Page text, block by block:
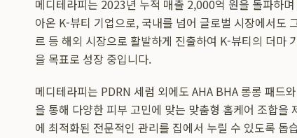
메디테라피는 2023년 누적 매출 2,000억 원을 돌파하
아온 K-뷰티 기업으로, 국내를 넘어 글로벌 시장에서도
르 등 해외 시장으로 활발하게 진출하여 K-뷰티의 더마
을 목표로 성장 중입니다.
메디테라피는 PDRN 세럼 외에도 AHA BHA 롱롱 패드
을 통해 다양한 피부 고민에 맞는 맞춤형 홈케어 조합을
에 최적화된 전문적인 관리를 집에서 누릴 수 있도록 돕